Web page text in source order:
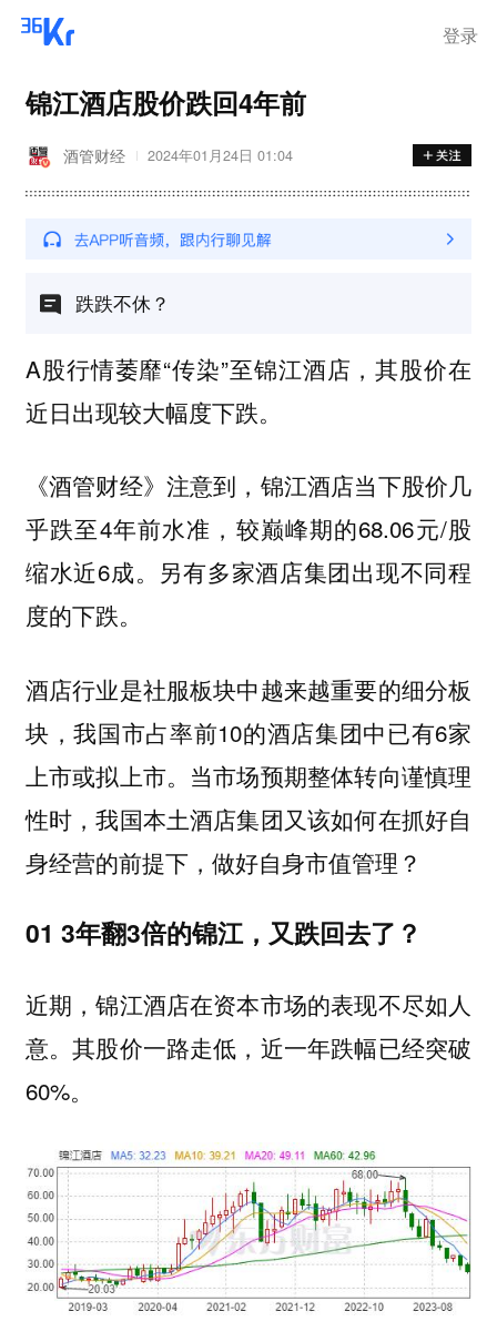
登录
锦江酒店股价跌回4年前
酒管财经 2024年01月24日 01:04
跌跌不休？
A股行情萎靡“传染”至锦江酒店，其股价在
近日出现较大幅度下跌。
《酒管财经》注意到，锦江酒店当下股价几
乎跌至4年前水准，较巅峰期的68.06元/股
缩水近6成。另有多家酒店集团出现不同程
度的下跌。
酒店行业是社服板块中越来越重要的细分板
块，我国市占率前10的酒店集团中已有6家
上市或拟上市。当市场预期整体转向谨慎理
性时，我国本土酒店集团又该如何在抓好自
身经营的前提下，做好自身市值管理？
01 3年翻3倍的锦江，又跌回去了？
近期，锦江酒店在资本市场的表现不尽如人
意。其股价一路走低，近一年跌幅已经突破
60%。